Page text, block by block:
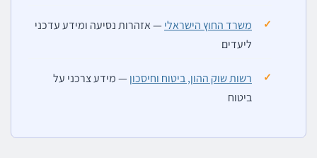
משרד החוץ הישראלי — אזהרות נסיעה ומידע עדכני
ליעדים
רשות שוק ההון, ביטוח וחיסכון — מידע צרכני על
ביטוח